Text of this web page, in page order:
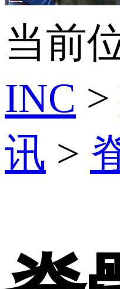
当前
INC >
讯 >